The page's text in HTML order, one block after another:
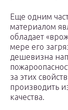
Еще одним
материалом
обладает
мере его
дешевизна
за этих
производить
качества.